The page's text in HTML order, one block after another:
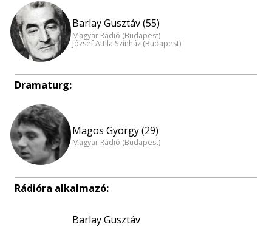
Barlay Gusztáv (55)
Magyar Rádió (Budapest)
József Attila Színház (Budapest)
Dramaturg:
Magos György (29)
Magyar Rádió (Budapest)
Rádióra alkalmazó:
Barlay Gusztáv